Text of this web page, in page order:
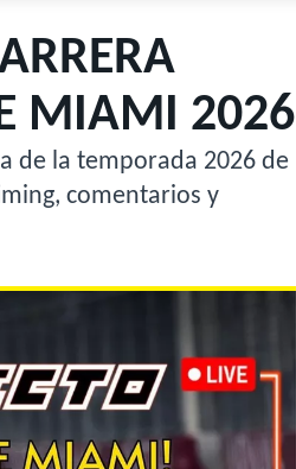
MIAMI 2026
de la temporada 2026 de
comentarios y